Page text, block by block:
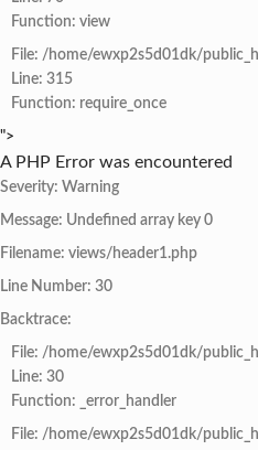
Function: view
File: /home/ewxp2s5d01dk/
Line: 315
Function: require_once
">
A PHP Error was encountered
Severity: Warning
Message: Undefined array key 0
Filename: views/header1.php
Line Number: 30
Backtrace:
File: /home/ewxp2s5d01dk/
Line: 30
Function: _error_handler
File: /home/ewxp2s5d01dk/